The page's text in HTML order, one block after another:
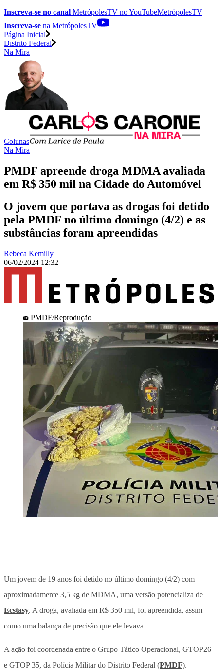
Inscreva-se no canal MetrópolesTV noYouTubeMetrópolesTV
Inscreva-se na MetrópolesTV
Página Inicial
Distrito Federal
Na Mira
Colunas
Na Mira
PMDF apreende droga MDMA avaliada
em R$ 350 mil na Cidade do Automóvel
O jovem que portava as drogas foi detido
pela PMDF no último domingo (4/2) e as
substâncias foram apreendidas
Rebeca Kemilly
06/02/2024 12:32
PMDF/Reprodução
Um jovem de 19 anos foi detido no último domingo (4/2) com
aproximadamente 3,5 kg de MDMA, uma versão potencializa de
Ecstasy. A droga, avaliada em R$ 350 mil, foi apreendida, assim
como uma balança de precisão que ele levava.
A ação foi coordenada entre o Grupo Tático Operacional, GTOP26
e GTOP 35, da Polícia Militar do Distrito Federal (PMDF).